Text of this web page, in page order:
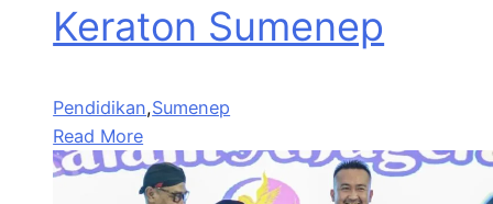
Keraton Sumenep
Pendidikan,Sumenep
Read More